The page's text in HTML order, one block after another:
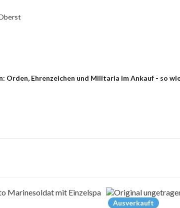
Orden, Ehrenzeichen und Militaria im Ankauf - so
Ausverkauft